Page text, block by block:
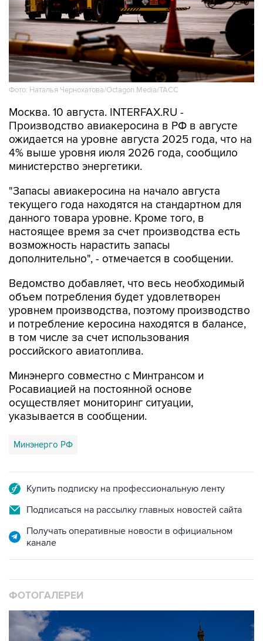
Фото: Наталья Чернохатова/Octagon.Media/ТАСС
Москва. 10 августа. INTERFAX.RU -
Производство авиакеросина в РФ в августе
ожидается на уровне августа 2025 года, что на
4% выше уровня июля 2026 года, сообщило
министерство энергетики.
"Запасы авиакеросина на начало августа
текущего года находятся на стандартном для
данного товара уровне. Кроме того, в
настоящее время за счет производства есть
возможность нарастить запасы
дополнительно", - отмечается в сообщении.
Ведомство добавляет, что весь необходимый
объем потребления будет удовлетворен
уровнем производства, поэтому производство
и потребление керосина находятся в балансе,
в том числе за счет использования
российского авиатоплива.
Минэнерго совместно с Минтрансом и
Росавиацией на постоянной основе
осуществляет мониторинг ситуации,
указывается в сообщении.
Минэнерго РФ
Купить подписку на профессиональную ленту
Подписаться на рассылку главных новостей сайта
Получать оперативные новости в официальном
канале
ФОТОГАЛЕРЕИ